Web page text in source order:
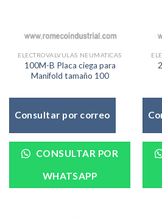
ELECTROVALVULAS NEUMATICAS
100M-B Placa ciega para
Manifold tamaño 100
Consultar por correo
CONSULTAR POR
WHATSAPP